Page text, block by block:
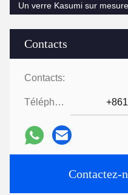
Contacts
Contacts:
Téléphone:
Contactez-
Un verre Kasumi sur mesure